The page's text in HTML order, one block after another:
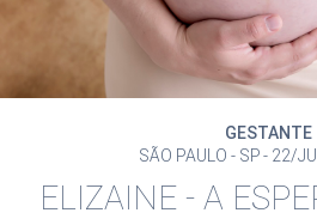
GESTANTE
SÃO PAULO - SP
22/
ELIZAINE - A